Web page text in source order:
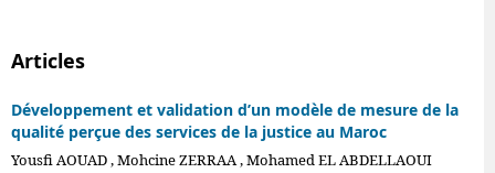
Articles
Développement et validation d’un modèle de mesure de la
qualité perçue des services de la justice au Maroc
Yousfi AOUAD , Mohcine ZERRAA , Mohamed EL ABDELLAOUI